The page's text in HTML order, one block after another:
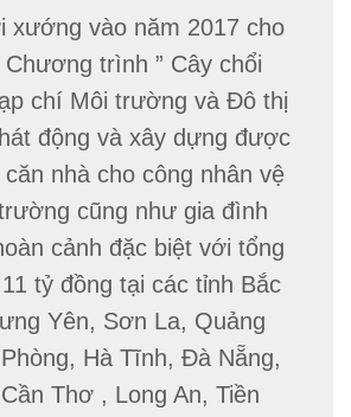
xướng vào năm 2017 cho
Chương trình ” Cây chổi
chí Môi trường và Đô thị
động và xây dựng được
nhà cho công nhân vệ
cũng như gia đình
cảnh đặc biệt với tổng
tỷ đồng tại các tỉnh Bắc
Yên, Sơn La, Quảng
Hà Tĩnh, Đà Nẵng,
Thơ , Long An, Tiền